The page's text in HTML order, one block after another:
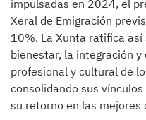
impulsadas en 2024, el
Xeral de Emigración
10%. La Xunta ratifica
bienestar, la integración
profesional y cultural de
consolidando sus
su retorno en las mejores